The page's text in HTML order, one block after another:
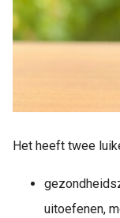
Het heeft twee
uitoefenen,